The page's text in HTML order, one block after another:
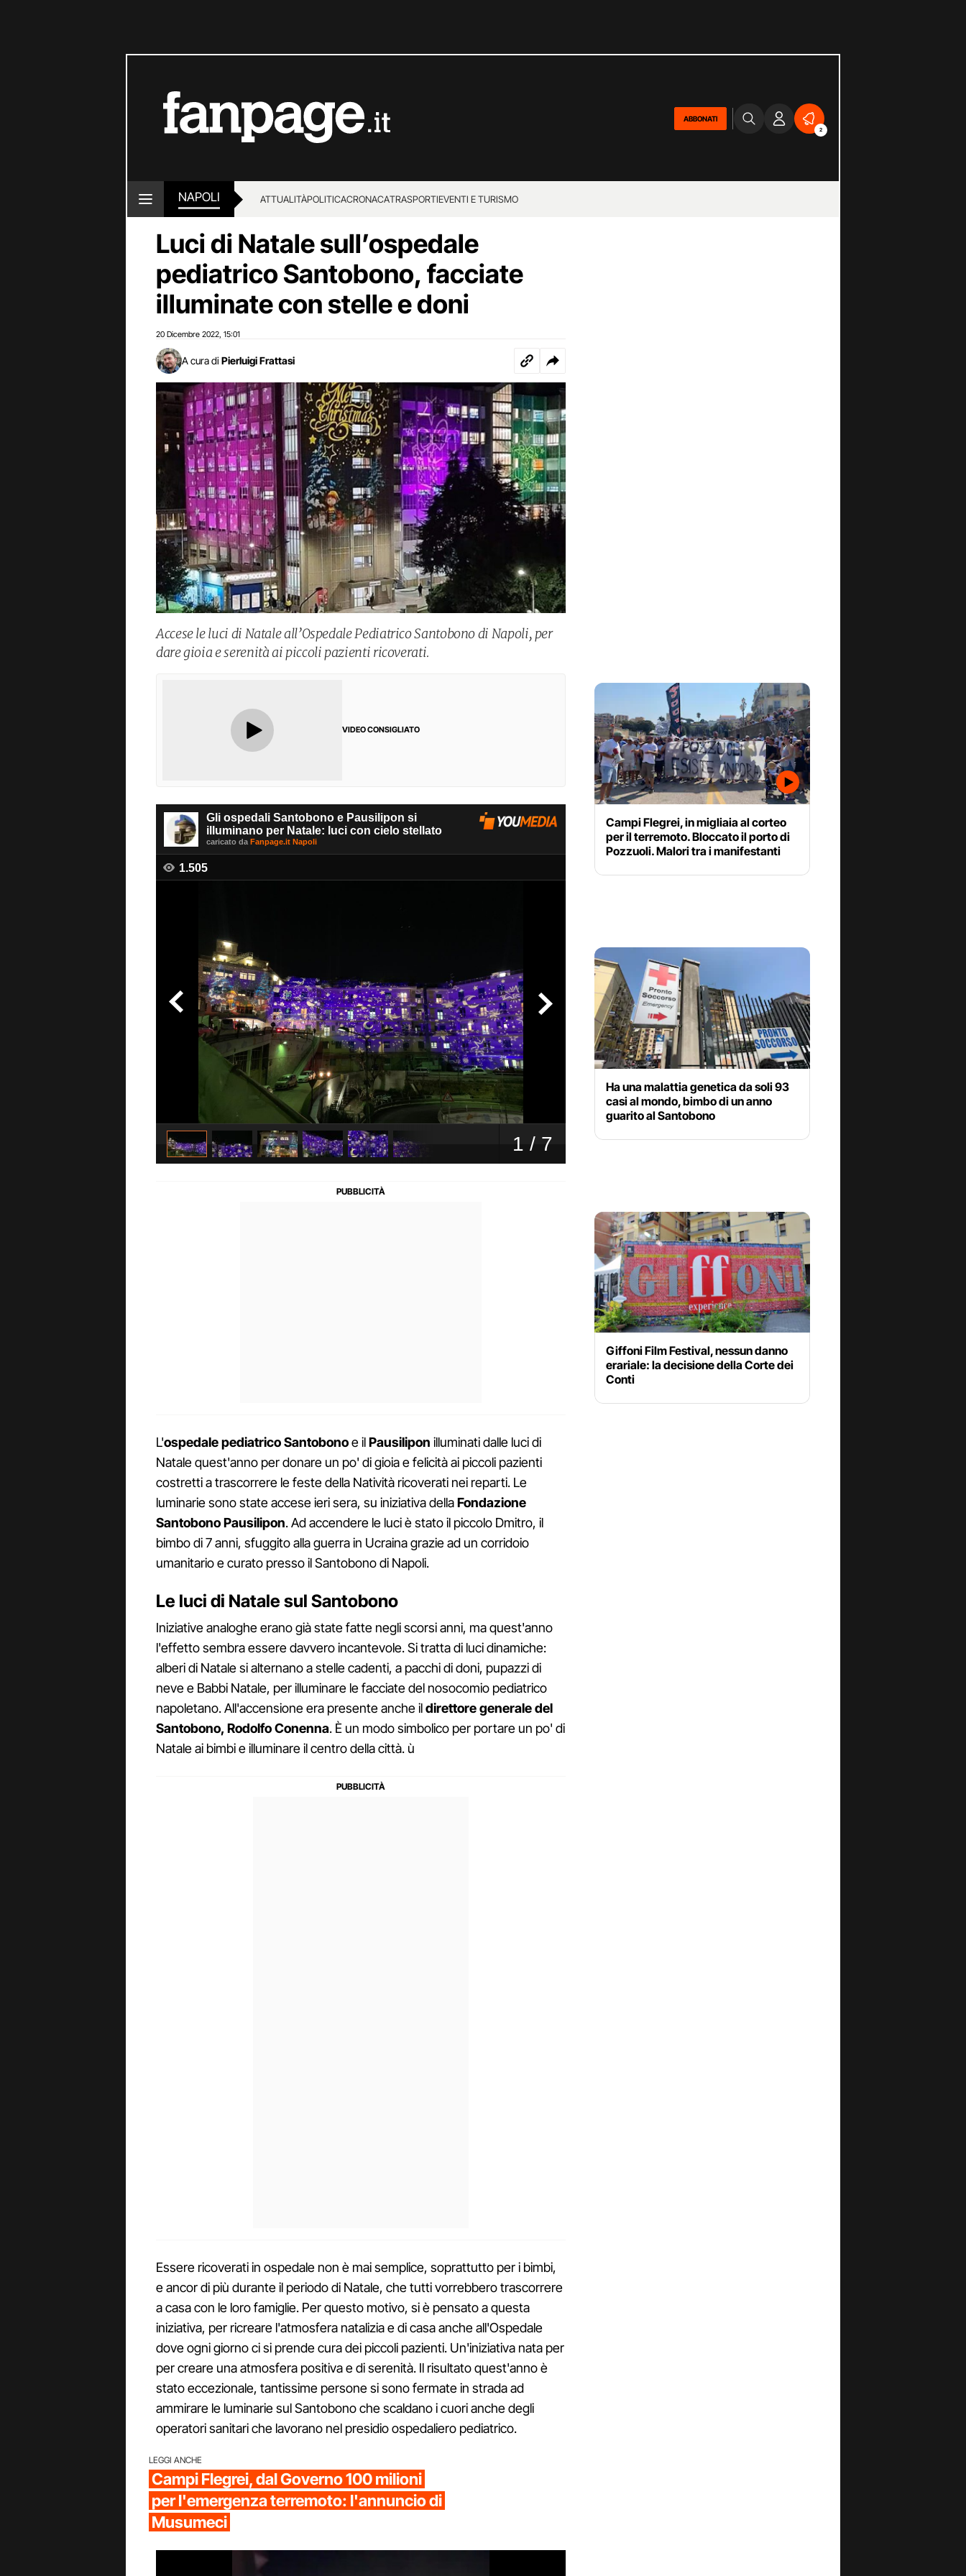
ABBONATI
2
NAPOLI ATTUALITÀPOLITICACRONACATRASPORTIEVENTI E TURISMO
Luci di Natale sull’ospedale
pediatrico Santobono, facciate
illuminate con stelle e doni
20 Dicembre 2022 15:01
A cura di Pierluigi Frattasi
Accese le luci di Natale all’Ospedale Pediatrico Santobono di Napoli, per
dare gioia e serenità ai piccoli pazienti ricoverati.
VIDEO CONSIGLIATO
L'ospedale pediatrico Santobonoe ilPausilipon illuminati dalle luci di
Natale quest'anno per donare un po' di gioia e felicità ai piccoli pazienti
costretti a trascorrere le feste della Natività ricoverati nei reparti. Le
luminarie sono state accese ieri sera, su iniziativa dellaFondazione
Santobono Pausilipon. Ad accendere le luci è stato il piccolo Dmitro, il
bimbo di 7 anni, sfuggito alla guerra in Ucraina grazie ad un corridoio
umanitario e curato presso il Santobono di Napoli.
Le luci di Natale sul Santobono
Iniziative analoghe erano già state fatte negli scorsi anni, ma quest'anno
l'effetto sembra essere davvero incantevole. Si tratta di luci dinamiche:
alberi di Natale si alternano a stelle cadenti, a pacchi di doni, pupazzi di
neve e Babbi Natale, per illuminare le facciate del nosocomio pediatrico
napoletano. All'accensione era presente anche ildirettore generale del
Santobono, Rodolfo Conenna. È un modo simbolico per portare un po' di
Natale ai bimbi e illuminare il centro della città. ù
Essere ricoverati in ospedale non è mai semplice, soprattutto per i bimbi,
e ancor di più durante il periodo di Natale, che tutti vorrebbero trascorrere
a casa con le loro famiglie. Per questo motivo, si è pensato a questa
iniziativa, per ricreare l'atmosfera natalizia e di casa anche all'Ospedale
dove ogni giorno ci si prende cura dei piccoli pazienti. Un'iniziativa nata per
per creare una atmosfera positiva e di serenità. Il risultato quest'anno è
stato eccezionale, tantissime persone si sono fermate in strada ad
ammirare le luminarie sul Santobono che scaldano i cuori anche degli
operatori sanitari che lavorano nel presidio ospedaliero pediatrico.
LEGGI ANCHE
Campi Flegrei, dal Governo 100 milioni
per l'emergenza terremoto: l'annuncio di
Musumeci
Campi Flegrei, in migliaia al corteo
per il terremoto. Bloccato il porto di
Pozzuoli. Malori tra i manifestanti
Ha una malattia genetica da soli 93
casi al mondo, bimbo di un anno
guarito al Santobono
Giffoni Film Festival, nessun danno
erariale: la decisione della Corte dei
Conti